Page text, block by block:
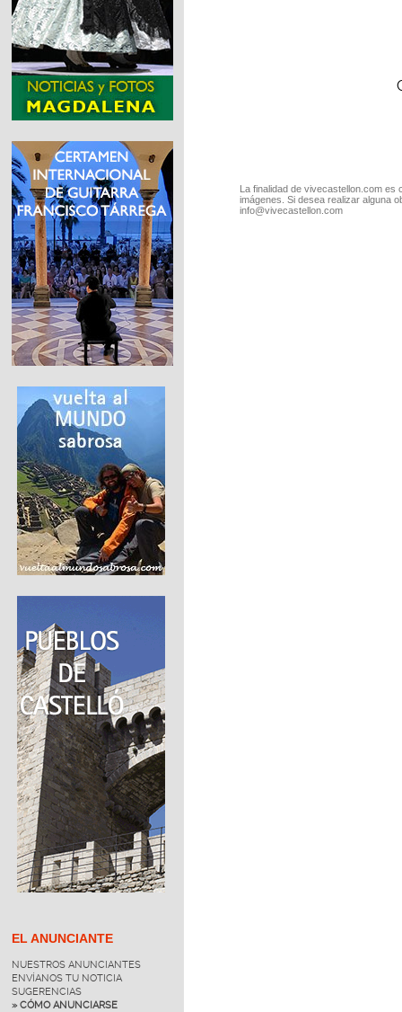
EL ANUNCIANTE
NUESTROS ANUNCIANTES
ENVÍANOS TU NOTICIA
SUGERENCIAS
» CÓMO ANUNCIARSE
La finalidad de vivecastellon.com
imágenes. Si desea realizar alguna
info@vivecastellon.com